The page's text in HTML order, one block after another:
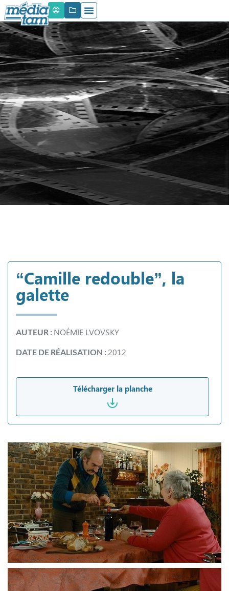
“Camille redouble”, la
galette
AUTEUR : NOÉMIE LVOVSKY
DATE DE RÉALISATION :2012
Télécharger la planche